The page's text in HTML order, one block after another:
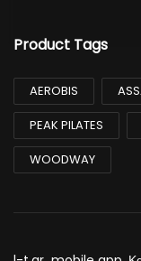
Product Tags
AEROBIS
PEAK PILATES
WOODWAY